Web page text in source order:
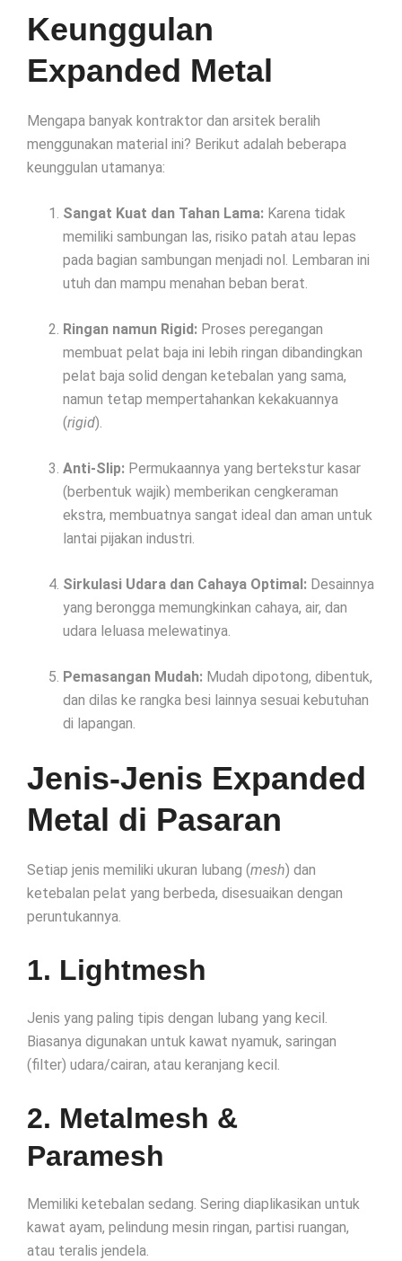
Keunggulan
Expanded Metal
Mengapa banyak kontraktor dan arsitek beralih
menggunakan material ini? Berikut adalah beberapa
keunggulan utamanya:
Sangat Kuat dan Tahan Lama: Karena tidak
memiliki sambungan las, risiko patah atau lepas
pada bagian sambungan menjadi nol. Lembaran ini
utuh dan mampu menahan beban berat.
Ringan namun Rigid: Proses peregangan
membuat pelat baja ini lebih ringan dibandingkan
pelat baja solid dengan ketebalan yang sama,
namun tetap mempertahankan kekakuannya
(rigid).
Anti-Slip: Permukaannya yang bertekstur kasar
(berbentuk wajik) memberikan cengkeraman
ekstra, membuatnya sangat ideal dan aman untuk
lantai pijakan industri.
Sirkulasi Udara dan Cahaya Optimal: Desainnya
yang berongga memungkinkan cahaya, air, dan
udara leluasa melewatinya.
Pemasangan Mudah: Mudah dipotong, dibentuk,
dan dilas ke rangka besi lainnya sesuai kebutuhan
di lapangan.
Jenis-Jenis Expanded
Metal di Pasaran
Setiap jenis memiliki ukuran lubang (mesh) dan
ketebalan pelat yang berbeda, disesuaikan dengan
peruntukannya.
1. Lightmesh
Jenis yang paling tipis dengan lubang yang kecil.
Biasanya digunakan untuk kawat nyamuk, saringan
(filter) udara/cairan, atau keranjang kecil.
2. Metalmesh &
Paramesh
Memiliki ketebalan sedang. Sering diaplikasikan untuk
kawat ayam, pelindung mesin ringan, partisi ruangan,
atau teralis jendela.